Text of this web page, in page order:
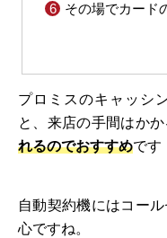
その場でカード
プロミスのキャッシ
と、来店の手間はか
れるのでおすすめです
自動契約機にはコー
心ですね。